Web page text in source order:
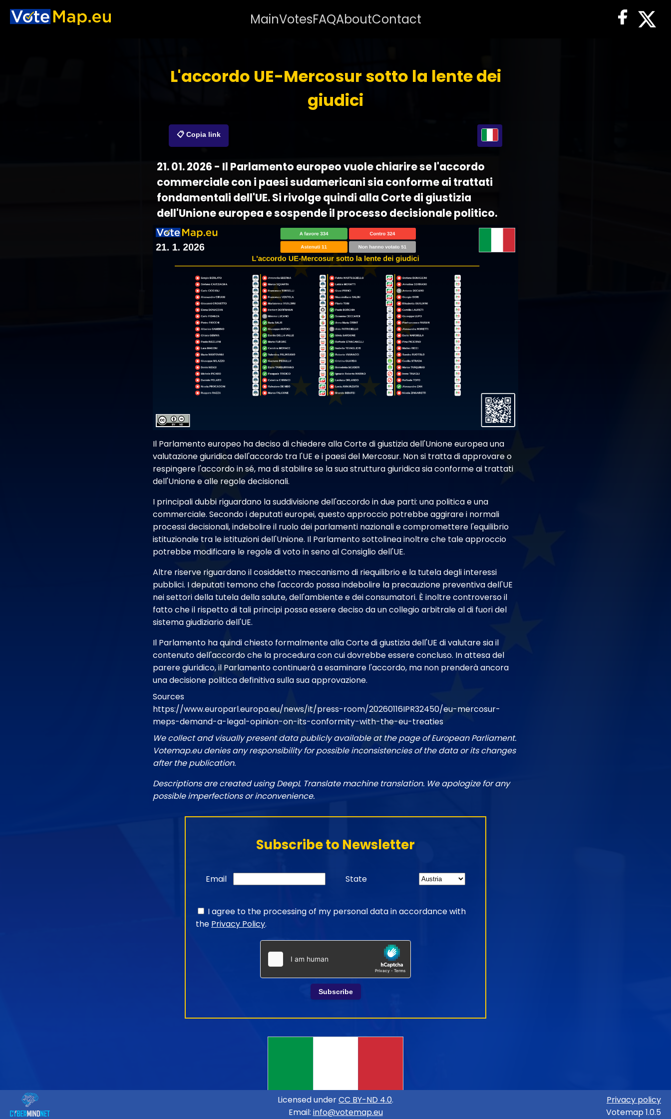
MainVotesFAQAboutContact
L'accordo UE-Mercosur sotto la lente dei
giudici
📋 Copia link
21. 01. 2026 - Il Parlamento europeo vuole chiarire se l'accordo
commerciale con i paesi sudamericani sia conforme ai trattati
fondamentali dell'UE. Si rivolge quindi alla Corte di giustizia
dell'Unione europea e sospende il processo decisionale politico.
Il Parlamento europeo ha deciso di chiedere alla Corte di giustizia dell'Unione europea una
valutazione giuridica dell'accordo tra l'UE e i paesi del Mercosur. Non si tratta di approvare o
respingere l'accordo in sé, ma di stabilire se la sua struttura giuridica sia conforme ai trattati
dell'Unione e alle regole decisionali.
I principali dubbi riguardano la suddivisione dell'accordo in due parti: una politica e una
commerciale. Secondo i deputati europei, questo approccio potrebbe aggirare i normali
processi decisionali, indebolire il ruolo dei parlamenti nazionali e compromettere l'equilibrio
istituzionale tra le istituzioni dell'Unione. Il Parlamento sottolinea inoltre che tale approccio
potrebbe modificare le regole di voto in seno al Consiglio dell'UE.
Altre riserve riguardano il cosiddetto meccanismo di riequilibrio e la tutela degli interessi
pubblici. I deputati temono che l'accordo possa indebolire la precauzione preventiva dell'UE
nei settori della tutela della salute, dell'ambiente e dei consumatori. È inoltre controverso il
fatto che il rispetto di tali principi possa essere deciso da un collegio arbitrale al di fuori del
sistema giudiziario dell'UE.
Il Parlamento ha quindi chiesto formalmente alla Corte di giustizia dell'UE di valutare sia il
contenuto dell'accordo che la procedura con cui dovrebbe essere concluso. In attesa del
parere giuridico, il Parlamento continuerà a esaminare l'accordo, ma non prenderà ancora
una decisione politica definitiva sulla sua approvazione.
Sources
https://www.europarl.europa.eu/news/it/press-room/20260116IPR32450/eu-mercosur-
meps-demand-a-legal-opinion-on-its-conformity-with-the-eu-treaties
We collect and visually present data publicly available at the page of European Parliament.
Votemap.eu denies any responsibility for possible inconsistencies of the data or its changes
after the publication.
Descriptions are created using DeepL Translate machine translation. We apologize for any
possible imperfections or inconvenience.
Subscribe to Newsletter
Email State
I agree to the processing of my personal data in accordance with
the Privacy Policy.
Subscribe
Licensed underCC BY-ND 4.0.
Email: info@votemap.eu
Privacy policy
Votemap 1.0.5